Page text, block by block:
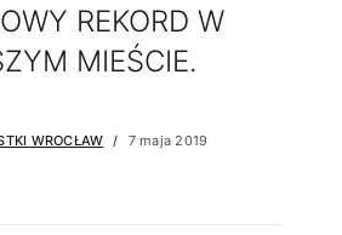
REKORD W
MIEŚCIE.
WROCŁAW 7 maja 2019